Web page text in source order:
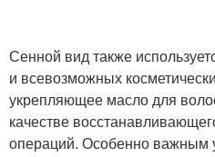
Сенной вид также
и всевозможных
укрепляющее масло для
качестве
операций. Особенно важным